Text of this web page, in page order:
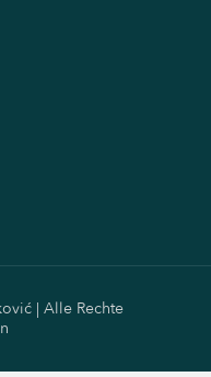
| Alle Rechte